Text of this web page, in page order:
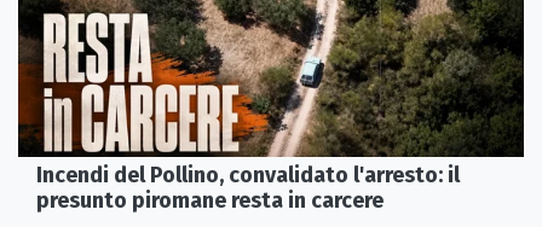
Incendi del Pollino, convalidato l'arresto: il
presunto piromane resta in carcere